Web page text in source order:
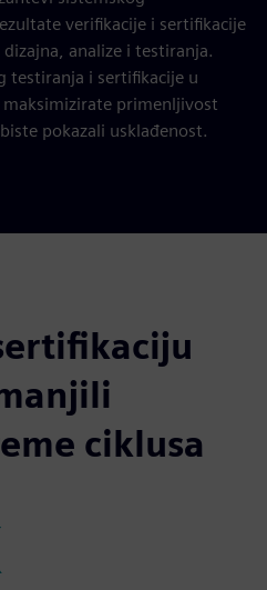
verifikacije i sertifikacije
analize i testiranja.
testiranja i sertifikacije u
primenljivost
pokazali usklađenost.
ciklusa